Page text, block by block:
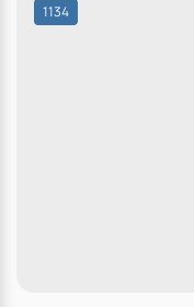
1134